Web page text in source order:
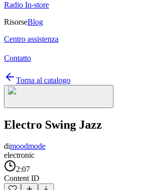
Radio In-store
RisorseBlog
Centro assistenza
Contatto
Torna al catalogo
Electro Swing Jazz
dimoodmode
electronic
2:07
Content ID